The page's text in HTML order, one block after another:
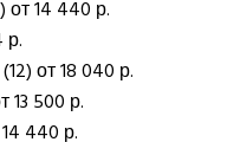
от 14 440 р.
р.
(12) от 18 040 р.
13 500 р.
440 р.